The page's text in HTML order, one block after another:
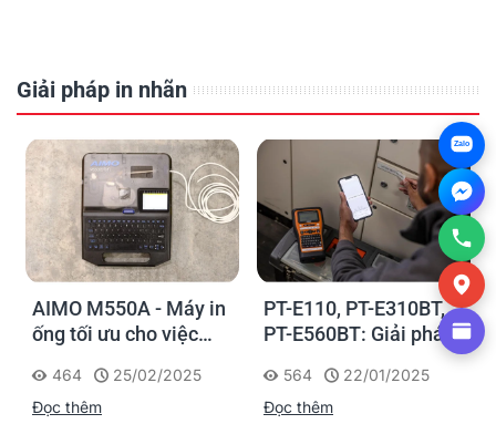
Giải pháp in nhãn
AIMO M550A - Máy in
ống tối ưu cho việc
nhận diện cáp điện,
cáp mạng
464
25/02/2025
Đọc thêm
PT-E110, PT-E310BT,
PT-E560BT: Giải pháp
in nhãn cầm tay công
nghiệp của Brother
564
22/01/2025
Đọc thêm
Zalo